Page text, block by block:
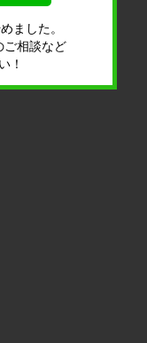
ました。
ご相談など
！